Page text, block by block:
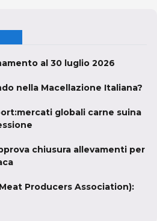
al 30 luglio 2026
nella Macellazione Italiana?
globali carne suina
chiusura allevamenti per
Producers Association):